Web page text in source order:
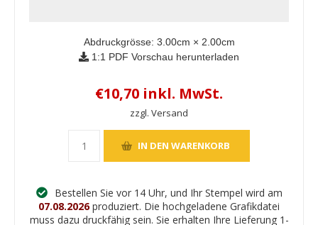
Abdruckgrösse: 3.00cm × 2.00cm
1:1 PDF Vorschau herunterladen
€10,70 inkl. MwSt.
zzgl. Versand
Bestellen Sie vor 14 Uhr, und Ihr Stempel wird am
07.08.2026produziert. Die hochgeladene Grafikdatei
muss dazu druckfähig sein. Sie erhalten Ihre Lieferung 1-